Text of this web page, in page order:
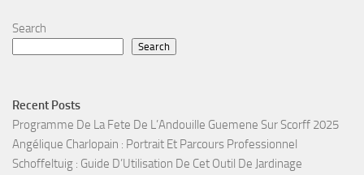
Search
Search
Recent Posts
Programme De La Fete De L’Andouille Guemene Sur Scorff 2025
Angélique Charlopain : Portrait Et Parcours Professionnel
Schoffeltuig : Guide D’Utilisation De Cet Outil De Jardinage